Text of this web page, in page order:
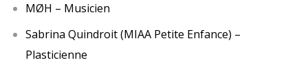
MØH – Musicien
Sabrina Quindroit (MIAA Petite Enfance) –
Plasticienne